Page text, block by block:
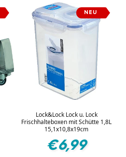
für
Silber
Menge
für
Default
Title
für
NEU
Lock&Lock Lock u. Lock
Frischhalteboxen mit Schütte 1,8L
15,1x10,8x19cm
Normaler
Preis
€6,99